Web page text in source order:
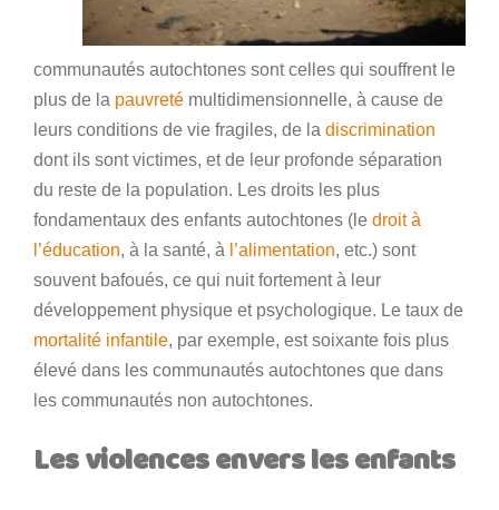
communautés autochtones sont celles qui souffrent le
plus de la pauvreté multidimensionnelle, à cause de
leurs conditions de vie fragiles, de la discrimination
dont ils sont victimes, et de leur profonde séparation
du reste de la population. Les droits les plus
fondamentaux des enfants autochtones (le droit à
l’éducation, à la santé, à l’alimentation, etc.) sont
souvent bafoués, ce qui nuit fortement à leur
développement physique et psychologique. Le taux de
mortalité infantile, par exemple, est soixante fois plus
élevé dans les communautés autochtones que dans
les communautés non autochtones.
Les violences envers les enfants